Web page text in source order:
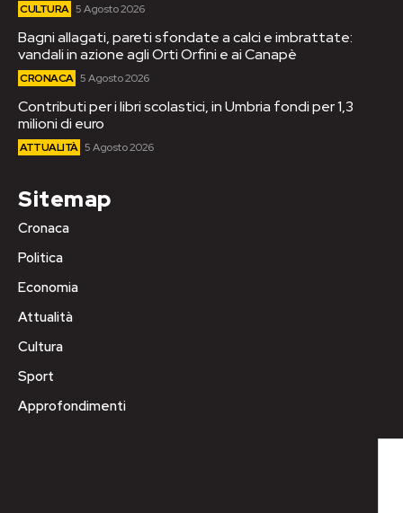
CULTURA 5 Agosto 2026
Bagni allagati, pareti sfondate a calci e imbrattate:
vandali in azione agli Orti Orfini e ai Canapè
CRONACA 5 Agosto 2026
Contributi per i libri scolastici, in Umbria fondi per 1,3
milioni di euro
ATTUALITÀ 5 Agosto 2026
Sitemap
Cronaca
Politica
Economia
Attualità
Cultura
Sport
Approfondimenti